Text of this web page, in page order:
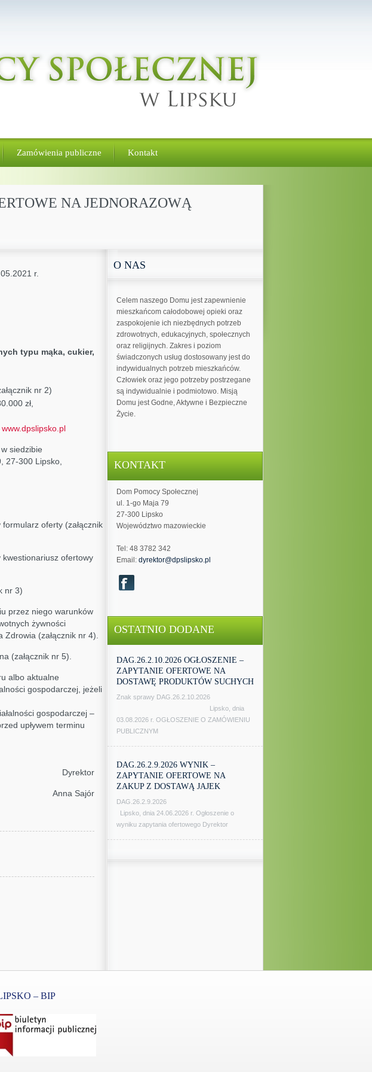
Zamówienia publiczne Kontakt
NA JEDNORAZOWĄ
O NAS
Celem naszego Domu jest zapewnienie
mieszkańcom całodobowej opieki oraz
zaspokojenie ich niezbędnych potrzeb
zdrowotnych, edukacyjnych, społecznych
oraz religijnych. Zakres i poziom
świadczonych usług dostosowany jest do
indywidualnych potrzeb mieszkańców.
Człowiek oraz jego potrzeby postrzegane
są indywidualnie i podmiotowo. Misją
Domu jest Godne, Aktywne i Bezpieczne
Życie.
KONTAKT
Dom Pomocy Społecznej
ul. 1-go Maja 79
27-300 Lipsko
Województwo mazowieckie
Tel: 48 3782 342
Email: dyrektor@dpslipsko.pl
OSTATNIO DODANE
DAG.26.2.10.2026 OGŁOSZENIE –
ZAPYTANIE OFERTOWE NA
DOSTAWĘ PRODUKTÓW SUCHYCH
Znak sprawy DAG.26.2.10.2026
Lipsko, dnia
03.08.2026 r. OGŁOSZENIE O ZAMÓWIENIU
PUBLICZNYM
DAG.26.2.9.2026 WYNIK –
ZAPYTANIE OFERTOWE NA
ZAKUP Z DOSTAWĄ JAJEK
DAG.26.2.9.2026
Lipsko, dnia 24.06.2026 r. Ogłoszenie o
wyniku zapytania ofertowego Dyrektor
r.
typu mąka, cukier,
nr 2)
zł,
www.dpslipsko.pl
siedzibie
27-300 Lipsko,
oferty (załącznik
ofertowy
nr 3)
niego warunków
żywności
(załącznik nr 4).
nr 5).
albo aktualne
gospodarczej, jeżeli
gospodarczej –
upływem terminu
Dyrektor
Anna Sajór
– BIP